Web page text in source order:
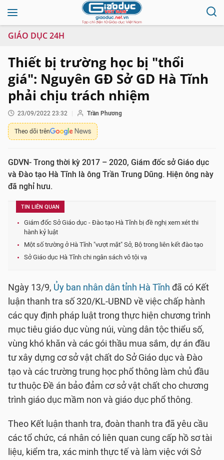
GIÁO DỤC 24H
Thiết bị trường học bị "thổi
giá": Nguyên GĐ Sở GD Hà Tĩnh
phải chịu trách nhiệm
23/09/2022 23:32 Trần Phương
Theo dõi trên
GDVN- Trong thời kỳ 2017 – 2020, Giám đốc sở Giáo dục
và Đào tạo Hà Tĩnh là ông Trần Trung Dũng. Hiện ông này
đã nghỉ hưu.
TIN LIÊN QUAN
Giám đốc Sở Giáo dục - Đào tạo Hà Tĩnh bị đề nghị xem xét thi
hành kỷ luật
Một số trường ở Hà Tĩnh "vượt mặt" Sở, Bộ trong liên kết đào tạo
Sở Giáo dục Hà Tĩnh chi ngân sách vô tội vạ
Ngày 13/9, Ủy ban nhân dân tỉnh Hà Tĩnh đã có Kết
luận thanh tra số 320/KL-UBND về việc chấp hành
các quy định pháp luật trong thực hiện chương trình
mục tiêu giáo dục vùng núi, vùng dân tộc thiểu số,
vùng khó khăn và các gói thầu mua sắm, dự án đầu
tư xây dựng cơ sở vật chất do Sở Giáo dục và Đào
tạo và các trường trung học phổ thông làm chủ đầu
tư thuộc Đề án bảo đảm cơ sở vật chất cho chương
trình giáo dục mầm non và giáo dục phổ thông.
Theo Kết luận thanh tra, đoàn thanh tra đã yêu cầu
các tổ chức, cá nhân có liên quan cung cấp hồ sơ tài
liệu, kiểm tra, xác minh thực tế và làm việc với Sở